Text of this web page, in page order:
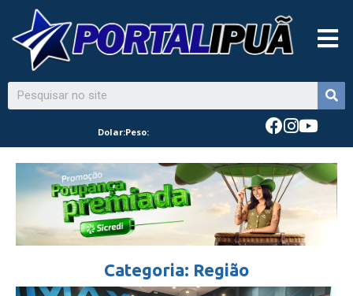
Dolar:Peso:
Categoria: Região